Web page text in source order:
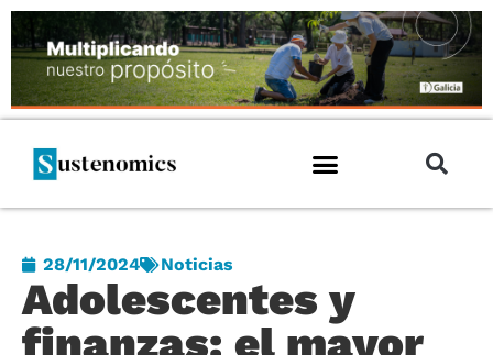
28/11/2024 Noticias
Adolescentes y
finanzas: el mayor